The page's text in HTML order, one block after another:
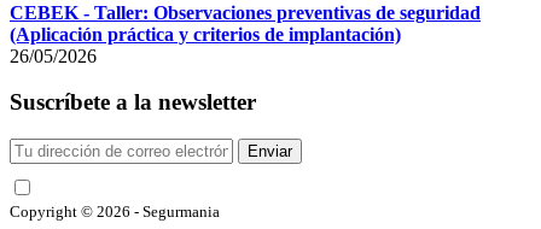
CEBEK - Taller: Observaciones preventivas de seguridad
(Aplicación práctica y criterios de implantación)
26/05/2026
Suscríbete a la newsletter
Enviar
Copyright © 2026 - Segurmania